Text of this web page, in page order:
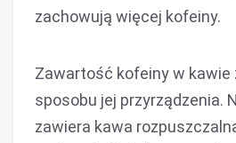
zachowują więcej kofeiny.
Zawartość kofeiny w kawie
sposobu jej przyrządzenia.
zawiera kawa